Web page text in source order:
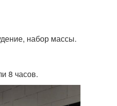
набор массы.
8 часов.